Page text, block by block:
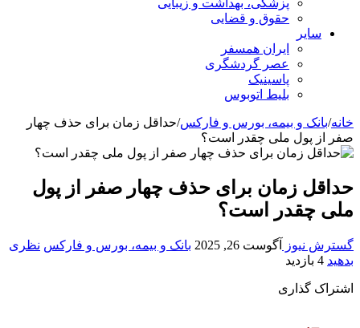
حقوق و قضایی
سایر
ایران همسفر
عصر گردشگری
پاسینیک
بلیط اتوبوس
خانه/بانک و بیمه، بورس و فارکس/حداقل زمان برای حذف چهار
صفر از پول ملی چقدر است؟
حداقل زمان برای حذف چهار صفر از پول
ملی چقدر است؟
گسترش نیوز آگوست 26, 2025 بانک و بیمه، بورس و فارکس نظری
بدهید 4 بازدید
اشتراک گذاری